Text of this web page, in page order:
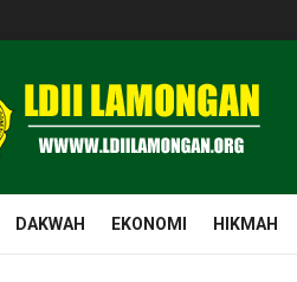
DAKWAH EKONOMI HIKMAH